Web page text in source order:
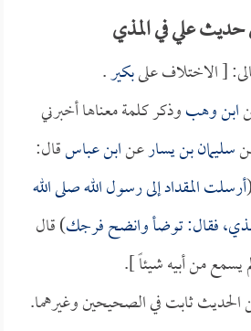
حديث علي في المذي
[ الاختلاف علىبكير.
ابن وهبوذكر كلمة معناها أخبرني
سليمان بن يسارعنابن عباسقال:
أرسلتالمقدادإلى رسول الله صلى الله
فقال: توضأ وانضح فرجك) قال
يسمع من أبيه شيئاً ].
ثابت في الصحيحين وغيرهما.